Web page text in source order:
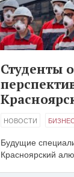
Студенты
НОВОСТИ
Будущие
Красноярский